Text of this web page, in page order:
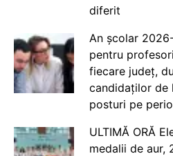
diferit
An școlar
pentru
fiecare județ,
candidaților de
posturi pe
ULTIMĂ ORĂ
medalii de aur,